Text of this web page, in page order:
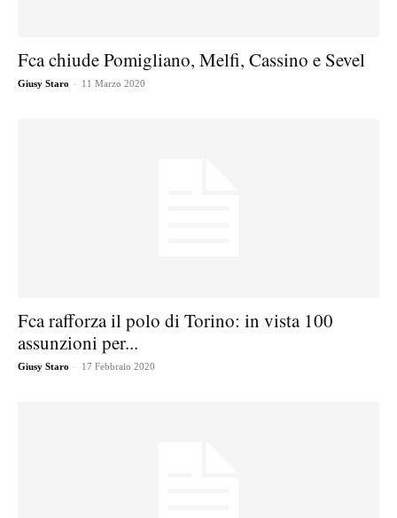
Fca chiude Pomigliano, Melfi, Cassino e Sevel
Giusy Staro - 11 Marzo 2020
Fca rafforza il polo di Torino: in vista 100
assunzioni per...
Giusy Staro - 17 Febbraio 2020